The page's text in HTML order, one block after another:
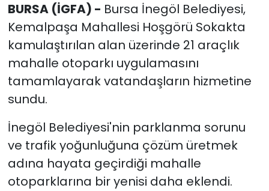
BURSA (İGFA) - Bursa İnegöl Belediyesi,
Kemalpaşa Mahallesi Hoşgörü Sokakta
kamulaştırılan alan üzerinde 21 araçlık
mahalle otoparkı uygulamasını
tamamlayarak vatandaşların hizmetine
sundu.
İnegöl Belediyesi'nin parklanma sorunu
ve trafik yoğunluğuna çözüm üretmek
adına hayata geçirdiği mahalle
otoparklarına bir yenisi daha eklendi.